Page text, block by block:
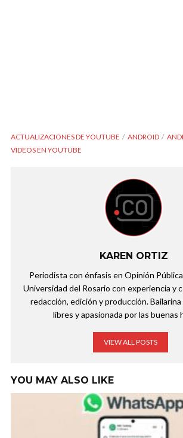
ACTUALIZACIONES DE YOUTUBE ANDROID
VIDEOS EN YOUTUBE
KAREN ORTIZ
Periodista con énfasis en Opinión
Universidad del Rosario con experiencia y
redacción, edición y producción.
libres y apasionada por las buenas
VIEW ALL POSTS
YOU MAY ALSO LIKE